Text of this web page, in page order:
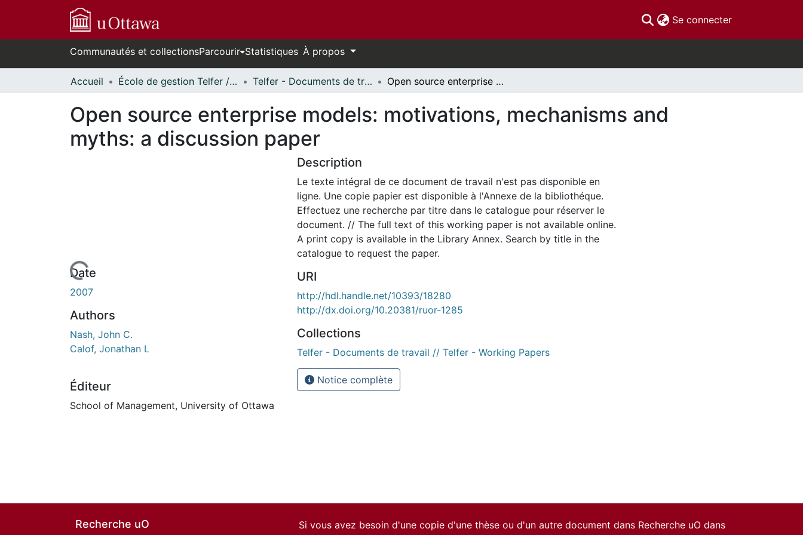
Se connecter(current)
Communautés et collectionsParcourir Statistiques À propos
Accueil École de gestion Telfer // Telfer School of Management Telfer - Documents de travail // Telfer - Working Papers Open source enterprise models: motivations, mechanisms and myths: a discussion paper
Open source enterprise models: motivations, mechanisms and
myths: a discussion paper
En cours de chargement...
Date
2007
Authors
Nash, John C.
Calof, Jonathan L
Éditeur
School of Management, University of Ottawa
Description
Le texte intégral de ce document de travail n'est pas disponible en
ligne. Une copie papier est disponible à l'Annexe de la bibliothéque.
Effectuez une recherche par titre dans le catalogue pour réserver le
document. // The full text of this working paper is not available online.
A print copy is available in the Library Annex. Search by title in the
catalogue to request the paper.
URI
http://hdl.handle.net/10393/18280
http://dx.doi.org/10.20381/ruor-1285
Collections
Telfer - Documents de travail // Telfer - Working Papers
Notice complète
Recherche uO
Si vous avez besoin d'une copie d'une thèse ou d'un autre document dans Recherche uO dans